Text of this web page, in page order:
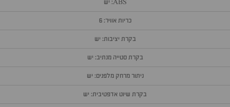
ABS: יש
כריות אוויר: 6
בקרת יציבות: יש
בקרת סטייה מנתיב: יש
ניתור מרחק מלפנים: יש
בקרת שיוט אדפטיבית: יש